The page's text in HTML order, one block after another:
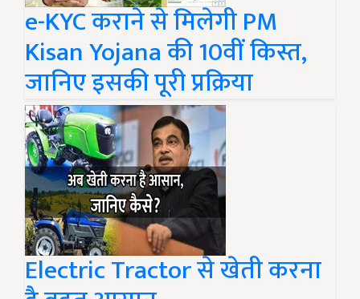
e-KYC कराने से मिलेगी PM
Kisan Yojana की 10वीं किस्त,
जानिए इसकी पूरी प्रक्रिया
Electric Tractor से खेती करना